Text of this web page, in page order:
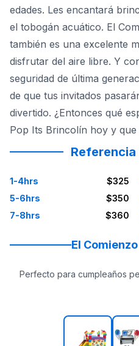
edades. Les encantará
el tobogán acuático. El
también es una excelente
disfrutar del aire libre. Y
seguridad de última
de que tus invitados
divertido. ¿Entonces qué
Pop Its Brincolín hoy y
1-4hrs
$325
5-6hrs
$350
7-8hrs
$360
El
Perfecto para cumpleaños